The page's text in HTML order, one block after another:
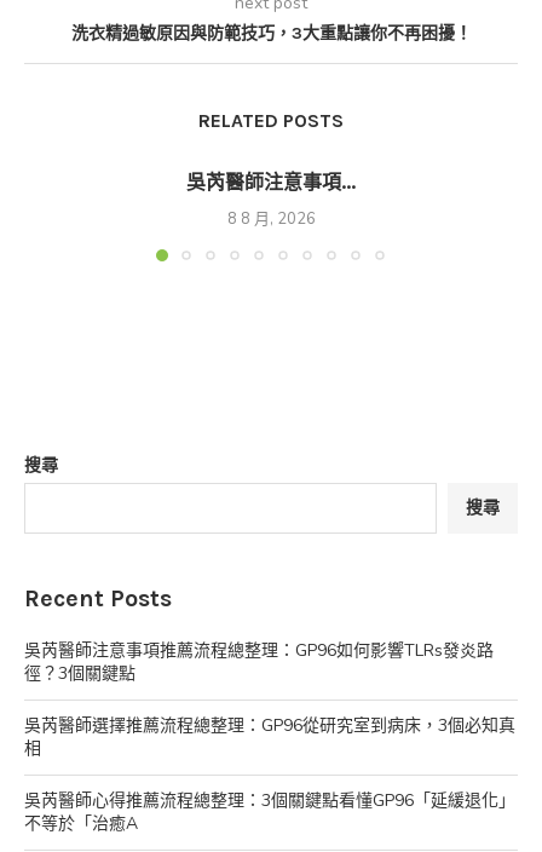
洗衣精過敏原因與防範技巧，3大重點讓你不再困擾！
RELATED POSTS
吳芮醫師注意事項...
8 8 月, 2026
搜尋
搜尋
Recent Posts
吳芮醫師注意事項推薦流程總整理：GP96如何影響TLRs發炎路
徑？3個關鍵點
吳芮醫師選擇推薦流程總整理：GP96從研究室到病床，3個必知真
相
吳芮醫師心得推薦流程總整理：3個關鍵點看懂GP96「延緩退化」
不等於「治癒A